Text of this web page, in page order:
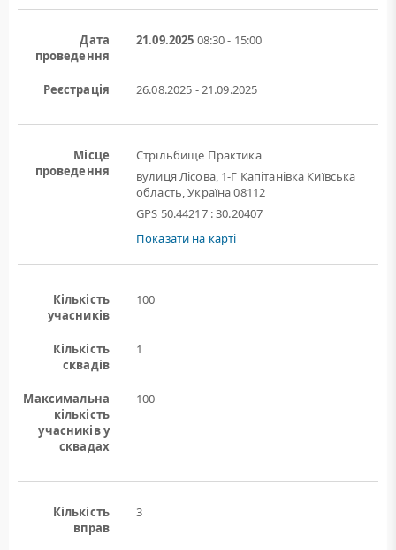
Дата
проведення
21.09.2025 08:30 - 15:00
Реєстрація 26.08.2025 - 21.09.2025
Місце
проведення
Стрільбище Практика
вулиця Лісова, 1-Г Капітанівка Київська
область, Україна 08112
GPS 50.44217 : 30.20407
Показати на карті
Кількість
учасників
100
Кількість
сквадів
1
Максимальна
кількість
учасників у
сквадах
100
Кількість
вправ
3